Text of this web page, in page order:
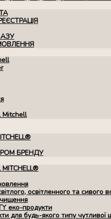
Mitchell
БРЕНДУ
MITCHELL®
освітленного та сивого
еко-продукти
для будь-якого типу чутливої